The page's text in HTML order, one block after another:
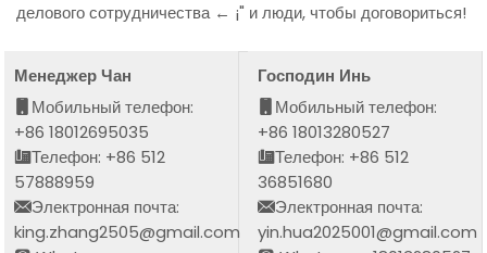
делового сотрудничества ← ¡" и люди, чтобы договориться!
Менеджер Чан
Мобильный телефон:
+86 18012695035
Телефон: +86 512
57888959
Электронная почта:
king.zhang2505@gmail.com
Господин Инь
Мобильный телефон:
+86 18013280527
Телефон: +86 512
36851680
Электронная почта:
yin.hua2025001@gmail.com